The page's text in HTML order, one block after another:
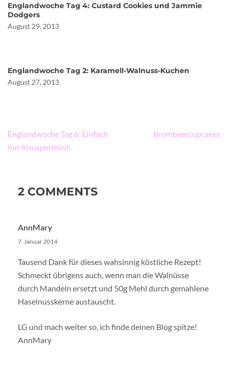
Englandwoche Tag 4: Custard Cookies und Jammie
Dodgers
August 29, 2013
Englandwoche Tag 2: Karamell-Walnuss-Kuchen
August 27, 2013
Beitragsnavigation
Englandwoche Tag 6: Einfach
nur Knuspermüsli.
Brombeercupcakes
2 COMMENTS
AnnMary
7. Januar 2014
Tausend Dank für dieses wahsinnig köstliche Rezept!
Schmeckt übrigens auch, wenn man die Walnüsse
durch Mandeln ersetzt und 50g Mehl durch gemahlene
Haselnusskerne austauscht.
LG und mach weiter so, ich finde deinen Blog spitze!
AnnMary